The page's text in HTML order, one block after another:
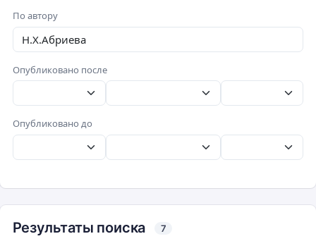
По автору
Опубликовано после
Опубликовано до
Результаты поиска 7